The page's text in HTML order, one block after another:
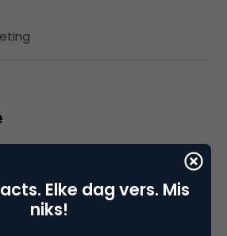
Elke dag vers. Mis
niks!